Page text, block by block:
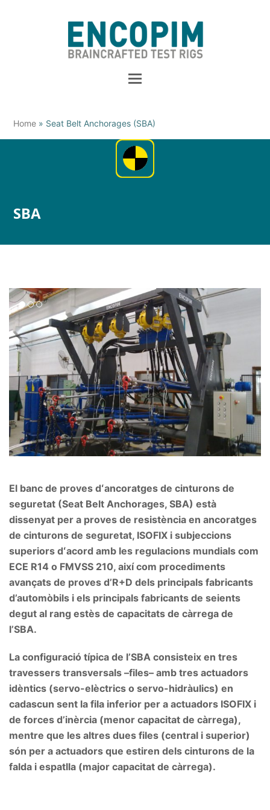
Home » Seat Belt Anchorages (SBA)
SBA
El banc de proves dʻancoratges de cinturons de
seguretat (Seat Belt Anchorages, SBA) està
dissenyat per a proves de resistència en ancoratges
de cinturons de seguretat, ISOFIX i subjeccions
superiors dʻacord amb les regulacions mundials com
ECE R14 o FMVSS 210, així com procediments
avançats de proves d’R+D dels principals fabricants
d’automòbils i els principals fabricants de seients
degut al rang estès de capacitats de càrrega de
l’SBA.
La configuració típica de l’SBA consisteix en tres
travessers transversals –files– amb tres actuadors
idèntics (servo-elèctrics o servo-hidràulics) en
cadascun sent la fila inferior per a actuadors ISOFIX i
de forces d’inèrcia (menor capacitat de càrrega),
mentre que les altres dues files (central i superior)
són per a actuadors que estiren dels cinturons de la
falda i espatlla (major capacitat de càrrega).